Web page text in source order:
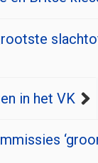
in het VK